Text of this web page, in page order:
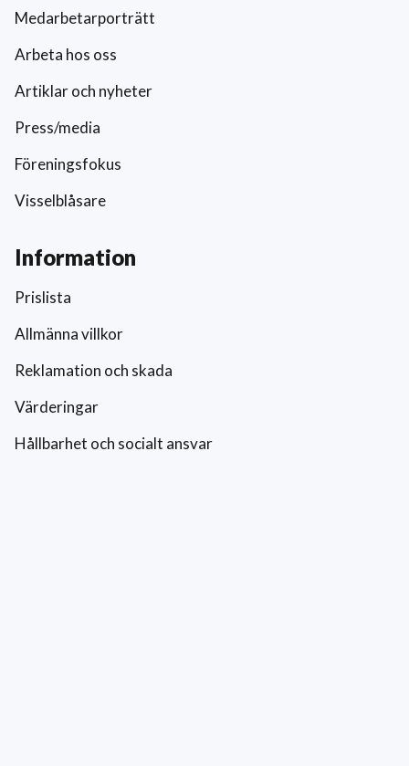
Medarbetarporträtt
Arbeta hos oss
Artiklar och nyheter
Press/media
Föreningsfokus
Visselblåsare
Information
Prislista
Allmänna villkor
Reklamation och skada
Värderingar
Hållbarhet och socialt ansvar